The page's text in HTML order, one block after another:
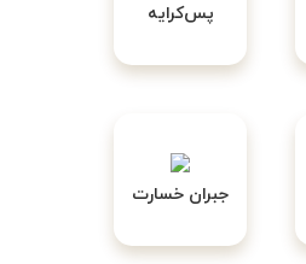
پس‌کرایه
جبران خسارت